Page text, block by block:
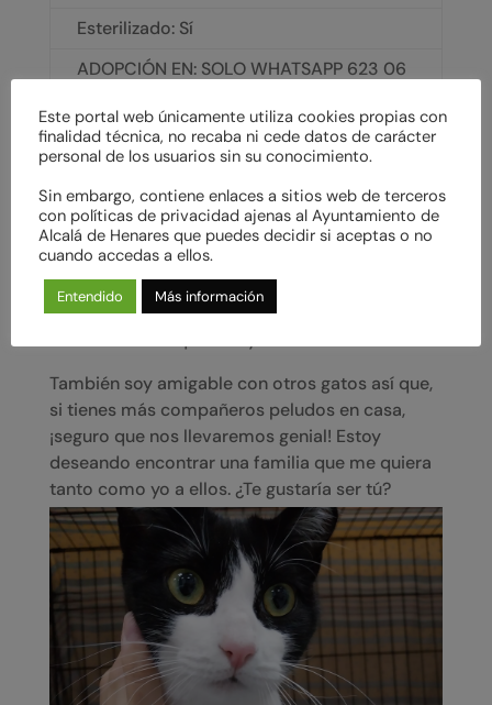
Esterilizado: Sí
ADOPCIÓN EN: SOLO WHATSAPP 623 06
Historial de adopción:
¡Hola! Me llamo Garavita y estoy buscando un
hogar. Soy una gata muy amorosa, me encanta
estar rodeada de personas y siempre busco un
poco de atención y caricias. Si me siento a
gusto, incluso me tumbo bocarriba para
También soy amigable con otros gatos así que,
si tienes más compañeros peludos en casa,
¡seguro que nos llevaremos genial! Estoy
deseando encontrar una familia que me quiera
tanto como yo a ellos. ¿Te gustaría ser tú?
Este portal web únicamente utiliza cookies propias con
finalidad técnica, no recaba ni cede datos de carácter
personal de los usuarios sin su conocimiento.
Sin embargo, contiene enlaces a sitios web de terceros
con políticas de privacidad ajenas al Ayuntamiento de
Alcalá de Henares que puedes decidir si aceptas o no
cuando accedas a ellos.
Entendido Más información